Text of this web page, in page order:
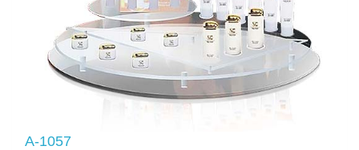
A-1057